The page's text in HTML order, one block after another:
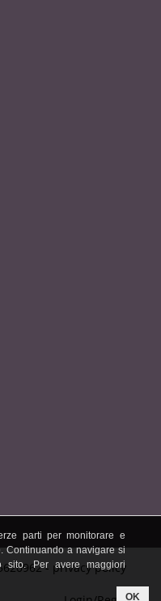
- privacy policy
parti per monitorare e
Continuando a navigare si
sito. Per avere maggiori
OK